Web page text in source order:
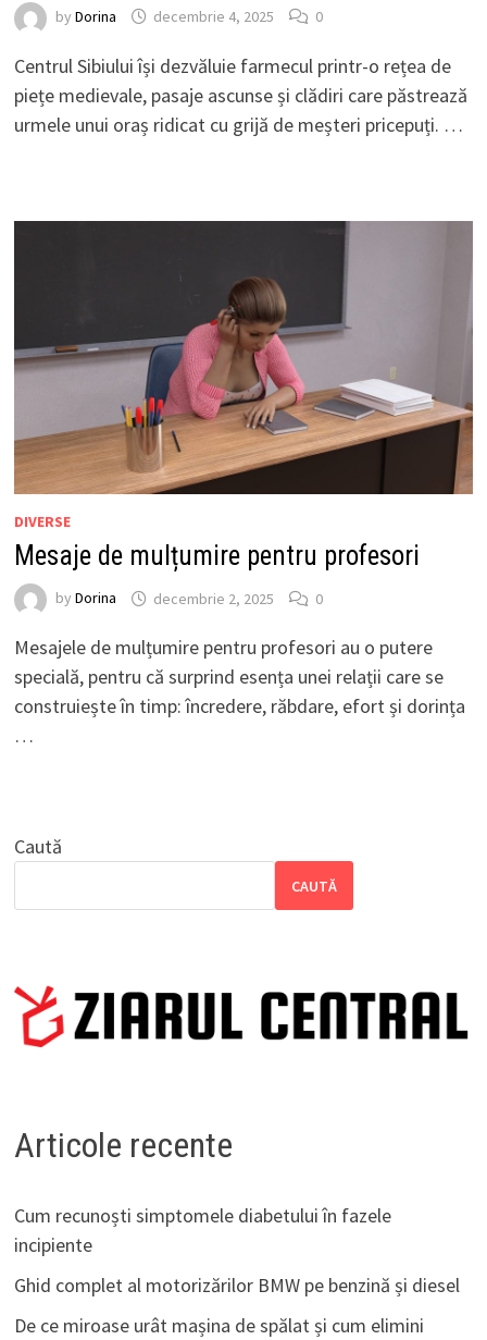
by Dorina decembrie 4, 2025 0
Centrul Sibiului își dezvăluie farmecul printr-o rețea de
piețe medievale, pasaje ascunse și clădiri care păstrează
urmele unui oraș ridicat cu grijă de meșteri pricepuți. …
DIVERSE
Mesaje de mulțumire pentru profesori
by Dorina decembrie 2, 2025 0
Mesajele de mulțumire pentru profesori au o putere
specială, pentru că surprind esența unei relații care se
construiește în timp: încredere, răbdare, efort și dorința
…
Caută
CAUTĂ
Articole recente
Cum recunoști simptomele diabetului în fazele
incipiente
Ghid complet al motorizărilor BMW pe benzină și diesel
De ce miroase urât mașina de spălat și cum elimini